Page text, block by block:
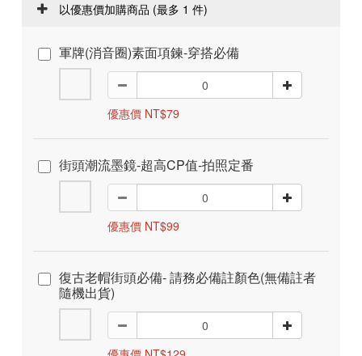
以優惠價加購商品 (最多 1 件)
軍牌(消音圈)素面項鍊-穿搭必備
優惠價 NT$79
街頭潮流墨鏡-超高CP值-拍照定番
優惠價 NT$99
復古老帽街頭必備- 請務必備註顏色(無備註者
隨機出貨)